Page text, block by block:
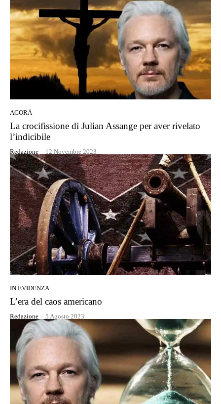
AGORÀ
La crocifissione di Julian Assange per aver rivelato
l’indicibile
Redazione - 12 Novembre 2023
IN EVIDENZA
L’era del caos americano
Redazione - 5 Agosto 2023